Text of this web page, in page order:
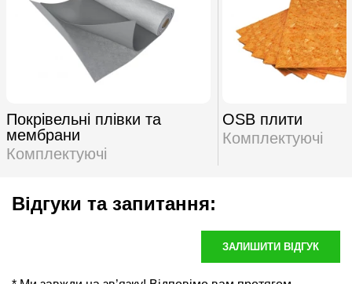
Покрівельні плівки та
мембрани
Комплектуючі
OSB плити
Комплектуючі
Відгуки та запитання:
ЗАЛИШИТИ ВІДГУК